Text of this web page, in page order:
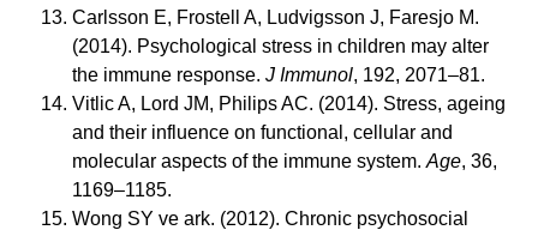
Carlsson E, Frostell A, Ludvigsson J, Faresjo M.
(2014). Psychological stress in children may alter
the immune response. J Immunol, 192, 2071–81.
Vitlic A, Lord JM, Philips AC. (2014). Stress, ageing
and their influence on functional, cellular and
molecular aspects of the immune system. Age, 36,
1169–1185.
Wong SY ve ark. (2012). Chronic psychosocial